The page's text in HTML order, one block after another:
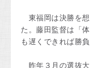
東福岡は決勝を
た。藤田監督は「
も遅くできれば勝
昨年３月の選抜